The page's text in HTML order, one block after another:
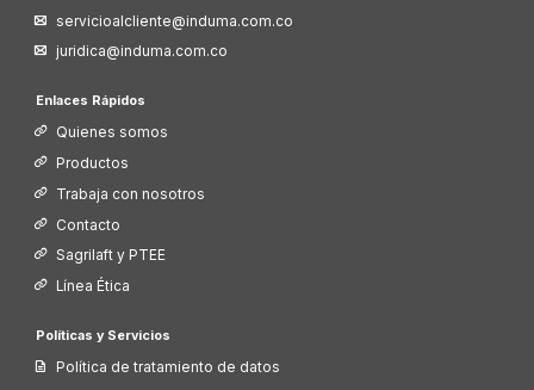
servicioalcliente@induma.com.co
juridica@induma.com.co
Enlaces Rápidos
Quienes somos
Productos
Trabaja con nosotros
Contacto
Sagrilaft y PTEE
Línea Ética
Políticas y Servicios
Política de tratamiento de datos